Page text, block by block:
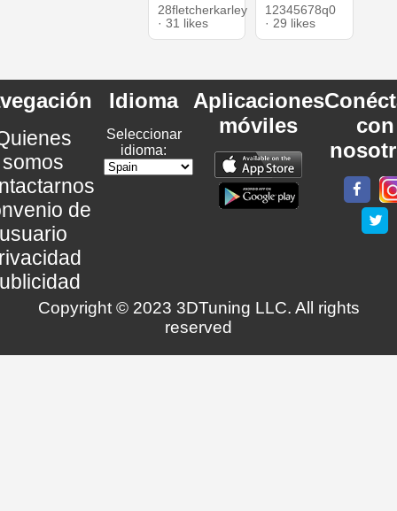
28fletcherkarley
· 31 likes
12345678q0
· 29 likes
somos
de
Idioma
Seleccionar
idioma:
Aplicaciones
móviles
con
Copyright © 2023 3DTuning LLC. All rights
reserved